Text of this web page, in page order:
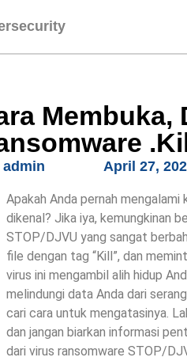
Membuka,
admin April 27,
Apakah Anda pernah
dikenal? Jika iya, kemungkinan
STOP/DJVU yang sangat
file dengan tag “Kill”, dan
virus ini mengambil alih hidup
melindungi data Anda dari
cari cara untuk mengatasinya.
dan jangan biarkan informasi
dari virus ransomware STOP/